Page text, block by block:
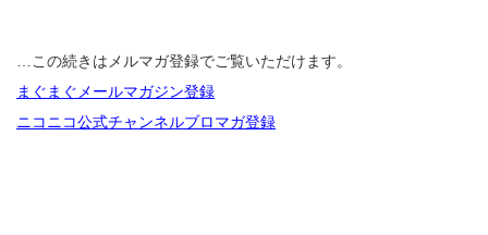
…この続きはメルマガ登録でご覧いただけます。
まぐまぐメールマガジン登録
ニコニコ公式チャンネルブロマガ登録